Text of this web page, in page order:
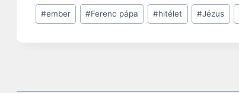
Post
Tags:
#ember #Ferenc pápa #hitélet #Jézus